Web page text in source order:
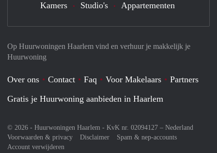
Op Huurwoningen Haarlem vind en verhuur je makkelijk je
Huurwoning
Over ons Contact Faq Voor Makelaars
Partners
Gratis je Huurwoning aanbieden in Haarlem
© 2026 - Huurwoningen Haarlem - KvK nr. 02094127 – Nederland
Voorwaarden & privacy
Disclaimer
Spam & nep-accounts
Account verwijderen
Kamers Studio's Appartementen